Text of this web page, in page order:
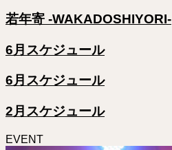
若年寄 -WAKADOSHIYORI-
6月スケジュール
6月スケジュール
2月スケジュール
EVENT